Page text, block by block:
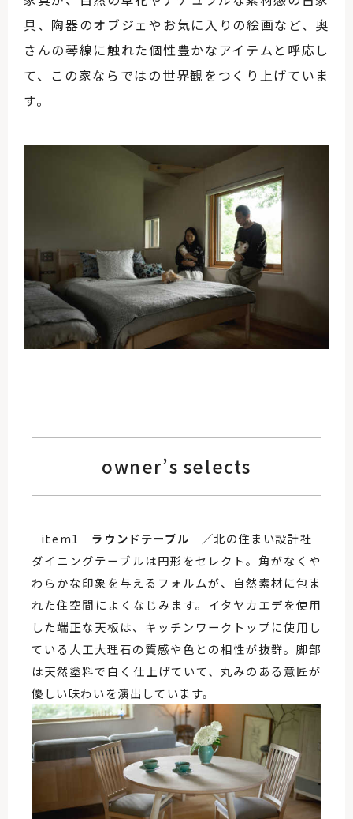
具、陶器のオブジェやお気に入りの絵画など、奥
さんの琴線に触れた個性豊かなアイテムと呼応し
て、この家ならではの世界観をつくり上げていま
す。
owner’s selects
item1 ラウンドテーブル
／北の住まい設計社
ダイニングテーブルは円形をセレクト。角がなくや
わらかな印象を与えるフォルムが、自然素材に包ま
れた住空間によくなじみます。イタヤカエデを使用
した端正な天板は、キッチンワークトップに使用し
ている人工大理石の質感や色との相性が抜群。脚部
は天然塗料で白く仕上げていて、丸みのある意匠が
優しい味わいを演出しています。